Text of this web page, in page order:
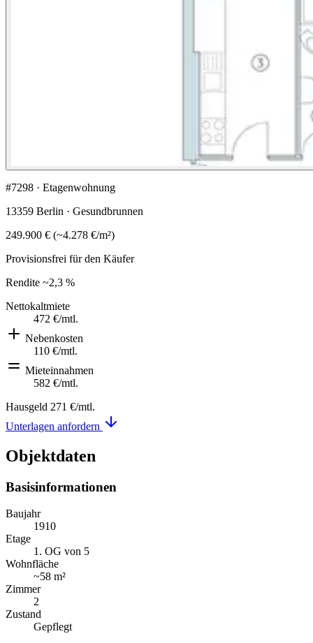
#7298 · Etagenwohnung
13359 Berlin · Gesundbrunnen
249.900 € (~4.278 €/m²)
Provisionsfrei für den Käufer
Rendite ~2,3 %
Nettokaltmiete
472 €/mtl.
Nebenkosten
110 €/mtl.
Mieteinnahmen
582 €/mtl.
Hausgeld 271 €/mtl.
Unterlagen anfordern
Objektdaten
Basisinformationen
Baujahr
1910
Etage
1. OG von 5
Wohnfläche
~58 m²
Zimmer
2
Zustand
Gepflegt